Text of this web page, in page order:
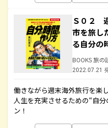
Ｓ０２
市を旅し
る自分の
BOOKS 旅の
2022.07.21
働きながら週末海外旅行を楽
人生を充実させるための“自
ン！